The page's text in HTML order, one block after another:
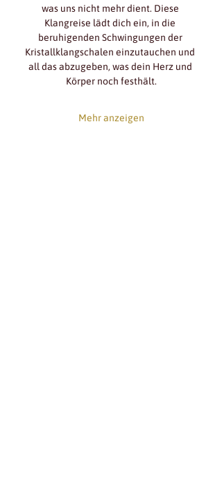
was uns nicht mehr dient. Diese
Klangreise lädt dich ein, in die
beruhigenden Schwingungen der
Kristallklangschalen einzutauchen und
all das abzugeben, was dein Herz und
Körper noch festhält.
Mehr anzeigen